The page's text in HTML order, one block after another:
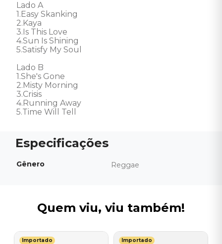
Lado A
1.Easy Skanking
2.Kaya
3.Is This Love
4.Sun Is Shining
5.Satisfy My Soul
Lado B
1.She's Gone
2.Misty Morning
3.Crisis
4.Running Away
5.Time Will Tell
Gênero Reggae
Quem viu, viu também!
Importado Importado